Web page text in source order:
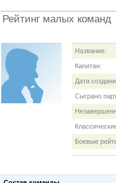
Рейтинг малых команд
Название:
Капитан:
Дата
Сыграно
Боевые